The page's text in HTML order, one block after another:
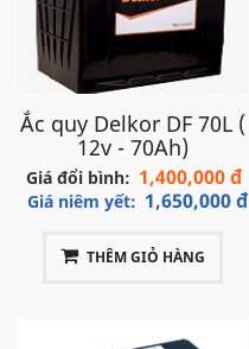
Ắc quy Delkor DF 70L (
12v - 70Ah)
Giá đổi bình: 1,400,000 đ
Giá niêm yết: 1,650,000 đ
THÊM GIỎ HÀNG